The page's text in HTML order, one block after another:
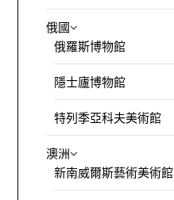
俄國
俄羅斯博物館
隱士廬博物館
特列季亞科夫美術館
澳洲
新南威爾斯藝術美術館